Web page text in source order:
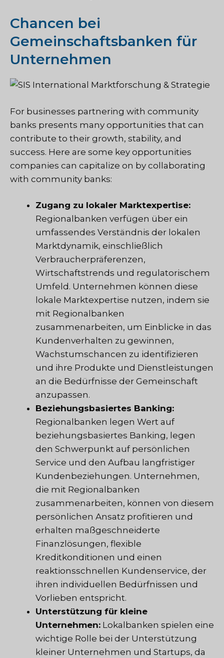
Chancen bei
Gemeinschaftsbanken für
Unternehmen
For businesses partnering with community
banks presents many opportunities that can
contribute to their growth, stability, and
success. Here are some key opportunities
companies can capitalize on by collaborating
with community banks:
Zugang zu lokaler Marktexpertise:
Regionalbanken verfügen über ein
umfassendes Verständnis der lokalen
Marktdynamik, einschließlich
Verbraucherpräferenzen,
Wirtschaftstrends und regulatorischem
Umfeld. Unternehmen können diese
lokale Marktexpertise nutzen, indem sie
mit Regionalbanken
zusammenarbeiten, um Einblicke in das
Kundenverhalten zu gewinnen,
Wachstumschancen zu identifizieren
und ihre Produkte und Dienstleistungen
an die Bedürfnisse der Gemeinschaft
anzupassen.
Beziehungsbasiertes Banking:
Regionalbanken legen Wert auf
beziehungsbasiertes Banking, legen
den Schwerpunkt auf persönlichen
Service und den Aufbau langfristiger
Kundenbeziehungen. Unternehmen,
die mit Regionalbanken
zusammenarbeiten, können von diesem
persönlichen Ansatz profitieren und
erhalten maßgeschneiderte
Finanzlösungen, flexible
Kreditkonditionen und einen
reaktionsschnellen Kundenservice, der
ihren individuellen Bedürfnissen und
Vorlieben entspricht.
Unterstützung für kleine
Unternehmen: Lokalbanken spielen eine
wichtige Rolle bei der Unterstützung
kleiner Unternehmen und Startups, da